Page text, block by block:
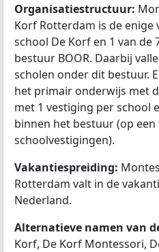
Organisatiestructuur:
Korf Rotterdam is de enige
school De Korf en 1 van
bestuur BOOR. Daarbij
scholen onder dit bestuur.
het primair onderwijs met
met 1 vestiging per school
binnen het bestuur (op een
schoolvestigingen).
Vakantiespreiding:
Rotterdam valt in de
Nederland.
Alternatieve namen van
Korf, De Korf Montessori,